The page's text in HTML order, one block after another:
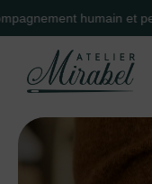
et personnalisé